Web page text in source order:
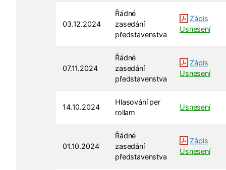
03.12.2024
Řádné
zasedání
představenstva
Zápis
Usnesení
07.11.2024
Řádné
zasedání
představenstva
Zápis
Usnesení
14.10.2024
Hlasování per
rollam
Usnesení
01.10.2024
Řádné
zasedání
představenstva
Zápis
Usnesení